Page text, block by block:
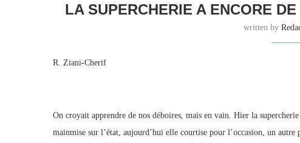
LA SUPERCHERIE A ENCORE
written by
R. Ziani-Cherif
On croyait apprendre de nos déboires, mais en vain. Hier la
mainmise sur l’état, aujourd’hui elle courtise pour l’occasion, un